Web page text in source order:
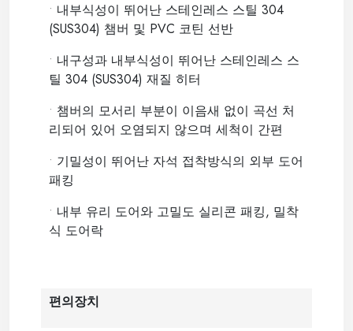
• 내부식성이 뛰어난 스테인레스 스틸 304
(SUS304) 챔버 및 PVC 코틴 선반
• 내구성과 내부식성이 뛰어난 스테인레스 스
틸 304 (SUS304) 재질 히터
• 챔버의 모서리 부분이 이음새 없이 곡선 처
리되어 있어 오염되지 않으며 세척이 간편
• 기밀성이 뛰어난 자석 접착방식의 외부 도어
패킹
• 내부 유리 도어와 고밀도 실리콘 패킹, 밀착
식 도어락
편의장치